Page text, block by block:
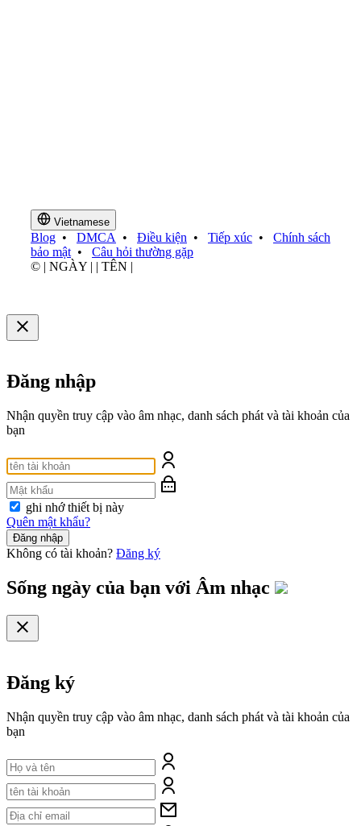
Vietnamese
Blog • DMCA • Điều kiện • Tiếp xúc • Chính sách
bảo mật • Câu hỏi thường gặp
© | NGÀY | | TÊN |
Đăng nhập
Nhận quyền truy cập vào âm nhạc, danh sách phát và tài khoản của
bạn
ghi nhớ thiết bị này
Quên mật khẩu?
Đăng nhập
Không có tài khoản? Đăng ký
Sống ngày của bạn với Âm nhạc
Đăng ký
Nhận quyền truy cập vào âm nhạc, danh sách phát và tài khoản của
bạn